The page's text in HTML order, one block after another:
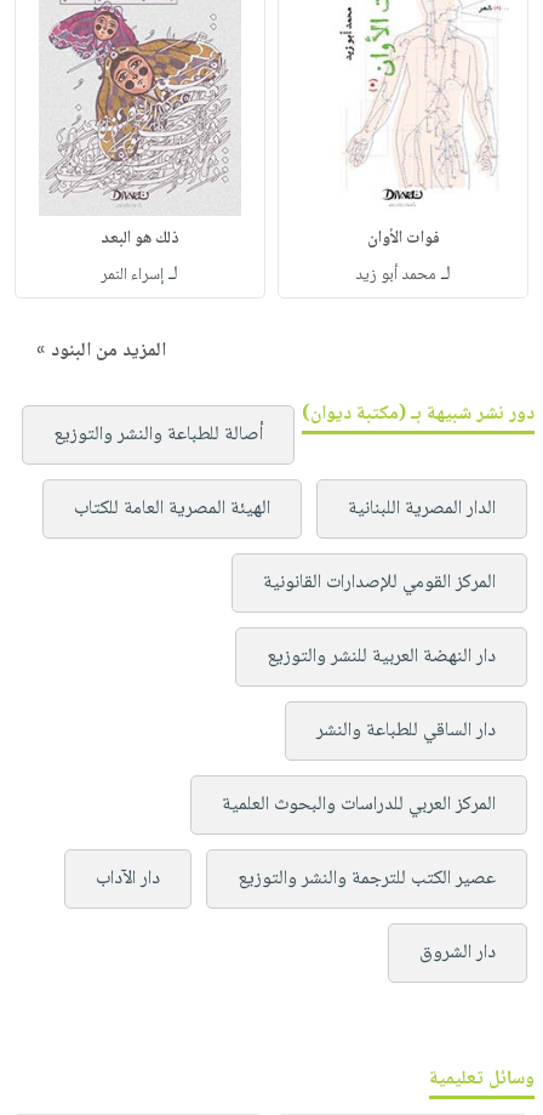
فوات الأوان
لـ محمد أبو زيد
ذلك هو البعد
لـإسراء النمر
المزيد من البنود »
دور نشر شبيهة بـ (مكتبة ديوان)
أصالة للطباعة والنشر والتوزيع
الدار المصرية اللبنانية الهيئة المصرية العامة للكتاب
المركز القومي للإصدارات القانونية
دار النهضة العربية للنشر والتوزيع
دار الساقي للطباعة والنشر
المركز العربي للدراسات والبحوث العلمية
عصير الكتب للترجمة والنشر والتوزيع دار الآداب
دار الشروق
وسائل تعليمية